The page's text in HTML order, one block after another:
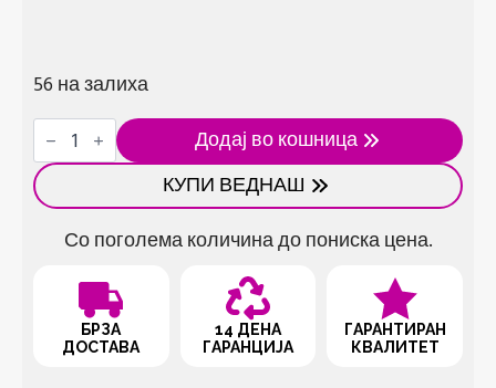
56 на залиха
Апарат
за
варење
јајца
количина
Додај во кошница
КУПИ ВЕДНАШ
Со поголема количина до пониска цена.
БРЗА
ДОСТАВА
14 ДЕНА
ГАРАНЦИЈА
ГАРАНТИРАН
КВАЛИТЕТ